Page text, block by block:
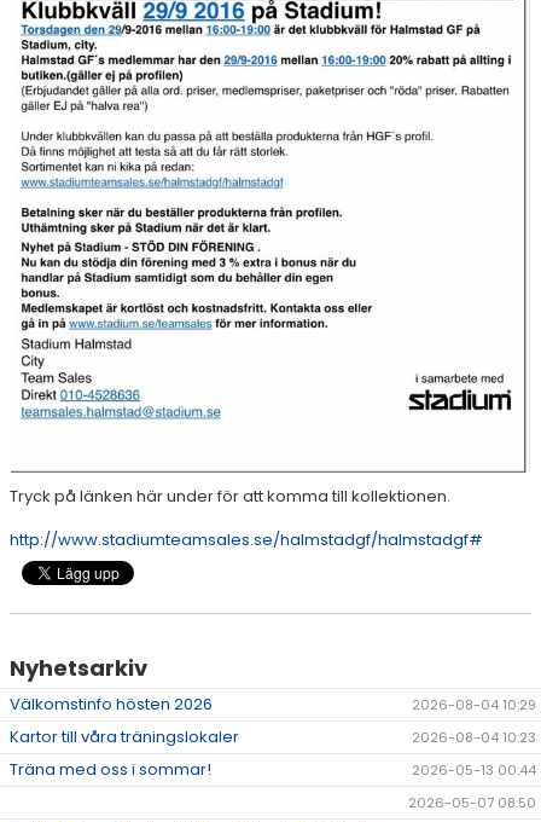
Tryck på länken här under för att komma till kollektionen.
http://www.stadiumteamsales.se/halmstadgf/halmstadgf#
Nyhetsarkiv
Välkomstinfo hösten 2026 2026-08-04 10:29
Kartor till våra träningslokaler 2026-08-04 10:23
Träna med oss i sommar!
2026-05-13 00:44
2026-05-07 08:50